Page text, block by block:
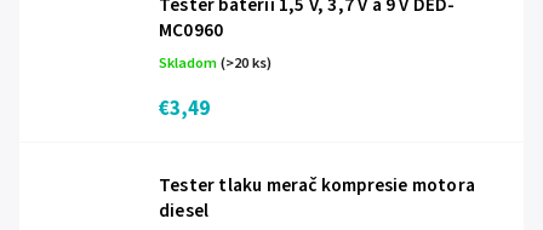
MC0960
Skladom(>20 ks)
€3,49
Tester tlaku merač kompresie motora
diesel